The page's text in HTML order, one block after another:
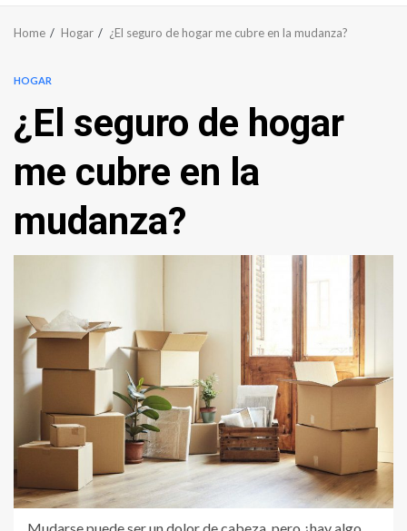
Home Hogar ¿El seguro de hogar me cubre en la mudanza?
HOGAR
¿El seguro de hogar
me cubre en la
mudanza?
Mudarse puede ser un dolor de cabeza, pero ¿hay algo